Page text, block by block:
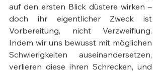
auf den ersten Blick düstere wirken –
doch ihr eigentlicher Zweck ist
Vorbereitung, nicht Verzweiflung.
Indem wir uns bewusst mit möglichen
Schwierigkeiten auseinandersetzen,
verlieren diese ihren Schrecken, und